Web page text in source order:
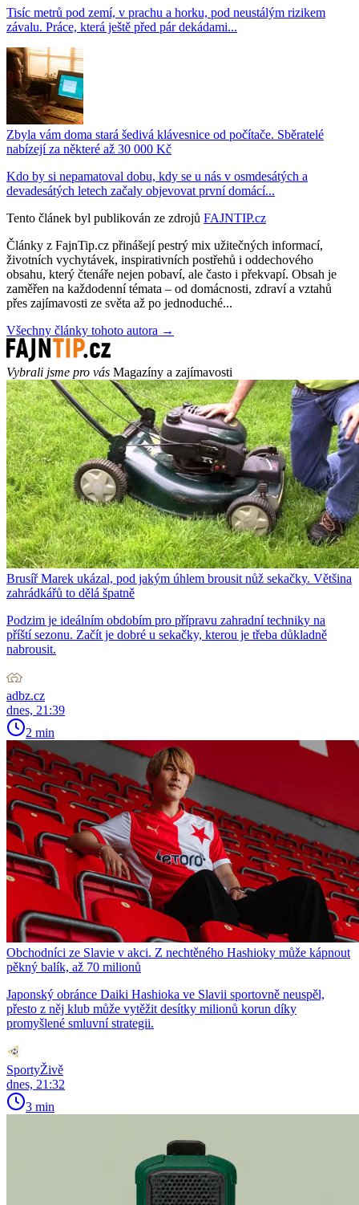
Tisíc metrů pod zemí, v prachu a horku, pod neustálým rizikem
závalu. Práce, která ještě před pár dekádami...
Zbyla vám doma stará šedivá klávesnice od počítače. Sběratelé
nabízejí za některé až 30 000 Kč
Kdo by si nepamatoval dobu, kdy se u nás v osmdesátých a
devadesátých letech začaly objevovat první domácí...
Tento článek byl publikován ze zdrojů FAJNTIP.cz
Články z FajnTip.cz přinášejí pestrý mix užitečných informací,
životních vychytávek, inspirativních postřehů i oddechového
obsahu, který čtenáře nejen pobaví, ale často i překvapí. Obsah je
zaměřen na každodenní témata – od domácnosti, zdraví a vztahů
přes zajímavosti ze světa až po jednoduché...
Všechny články tohoto autora →
Vybrali jsme pro vás Magazíny a zajímavosti
Brusíř Marek ukázal, pod jakým úhlem brousit nůž sekačky. Většina
zahrádkářů to dělá špatně
Podzim je ideálním obdobím pro přípravu zahradní techniky na
příští sezonu. Začít je dobré u sekačky, kterou je třeba důkladně
nabrousit.
adbz.cz
dnes, 21:39
2 min
Obchodníci ze Slavie v akci. Z nechtěného Hashioky může kápnout
pěkný balík, až 70 milionů
Japonský obránce Daiki Hashioka ve Slavii sportovně neuspěl,
přesto z něj klub může vytěžit desítky milionů korun díky
promyšlené smluvní strategii.
SportyŽivě
dnes, 21:32
3 min